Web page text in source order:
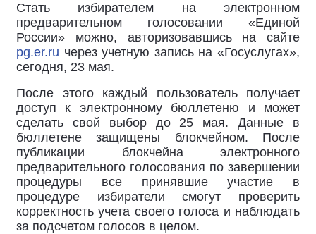
Стать избирателем на электронном
предварительном голосовании «Единой
России» можно, авторизовавшись на сайте
pg.er.ru через учетную запись на «Госуслугах»,
сегодня, 23 мая.
После этого каждый пользователь получает
доступ к электронному бюллетеню и может
сделать свой выбор до 25 мая. Данные в
бюллетене защищены блокчейном. После
публикации блокчейна электронного
предварительного голосования по завершении
процедуры все принявшие участие в
процедуре избиратели смогут проверить
корректность учета своего голоса и наблюдать
за подсчетом голосов в целом.